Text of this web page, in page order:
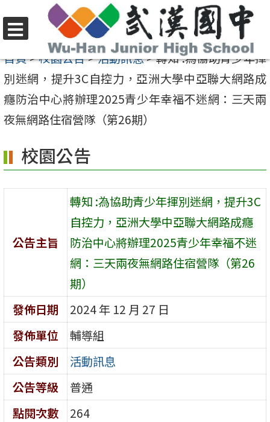
至
要
內
容
選
單
首頁>校園公告>活動訊息>轉知 :為協助青少年揮
別迷網，提升3C自控力，亞洲大學中亞聯大網路成
癮防治中心將辦理2025青少年幸福不迷網：三天兩
夜無網路住宿營隊（第26期）
校園公告
公告主旨
轉知 :為協助青少年揮別迷網，提升3C
自控力，亞洲大學中亞聯大網路成癮
防治中心將辦理2025青少年幸福不迷
網：三天兩夜無網路住宿營隊（第26
期）
發佈日期
2024 年 12 月 27 日
發佈單位
輔導組
公告類別
活動訊息
公告等級
普通
點閱次數
264